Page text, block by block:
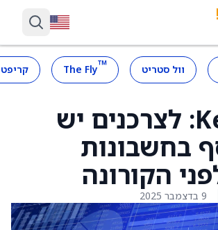
וול סטריט ™
The Fly
KeyCorp: לצרכנים יש
בחשבונות
הקורונה
9 בדצמבר 2025